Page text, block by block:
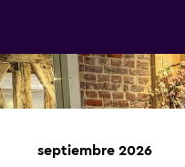
septiembre 2026